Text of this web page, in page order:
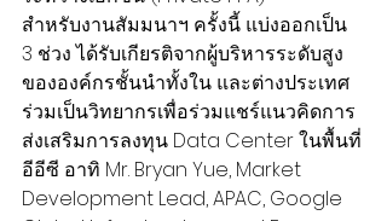
สำหรับงานสัมมนาฯ ครั้งนี้ แบ่งออกเป็น
3 ช่วง ได้รับเกียรติจากผู้บริหารระดับสูง
ขององค์กรชั้นนำทั้งใน และต่างประเทศ
ร่วมเป็นวิทยากรเพื่อร่วมแชร์แนวคิดการ
ส่งเสริมการลงทุน Data Center ในพื้นที่
อีอีซี อาทิ Mr. Bryan Yue, Market
Development Lead, APAC, Google